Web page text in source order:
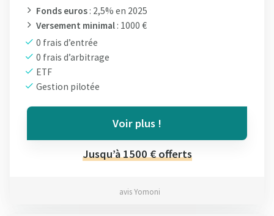
Fonds euros : 2,5% en 2025
Versement minimal : 1000 €
0 frais d’entrée
0 frais d’arbitrage
ETF
Gestion pilotée
Voir plus !
Jusqu’à 1500 € offerts
avis Yomoni